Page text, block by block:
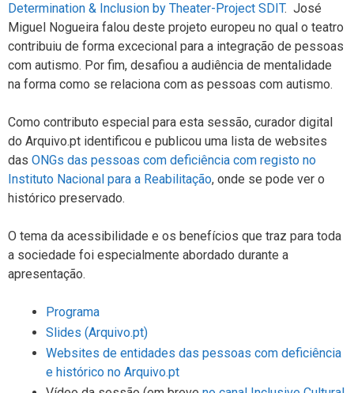
Determination & Inclusion by Theater-Project SDIT. José
Miguel Nogueira falou deste projeto europeu no qual o teatro
contribuiu de forma excecional para a integração de pessoas
com autismo. Por fim, desafiou a audiência de mentalidade
na forma como se relaciona com as pessoas com autismo.
Como contributo especial para esta sessão, curador digital
do Arquivo.pt identificou e publicou uma lista de websites
das ONGs das pessoas com deficiência com registo no
Instituto Nacional para a Reabilitação, onde se pode ver o
histórico preservado.
O tema da acessibilidade e os benefícios que traz para toda
a sociedade foi especialmente abordado durante a
apresentação.
Programa
Slides (Arquivo.pt)
Websites de entidades das pessoas com deficiência
e histórico no Arquivo.pt